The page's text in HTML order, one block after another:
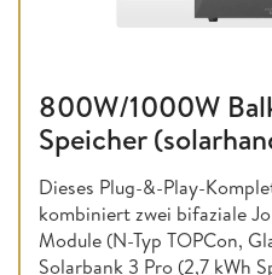
800W/1000W
Speicher
Dieses Plug-&-Play-
kombiniert zwei bifaziale
Module (N-Typ TOPCon,
Solarbank 3 Pro (2,7 kWh